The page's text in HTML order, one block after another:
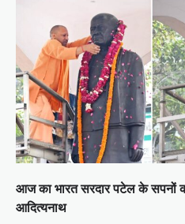
आज का भारत सरदार पटेल के सपनों
आदित्यनाथ